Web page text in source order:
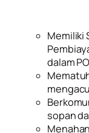
Memiliki
dalam
sopan